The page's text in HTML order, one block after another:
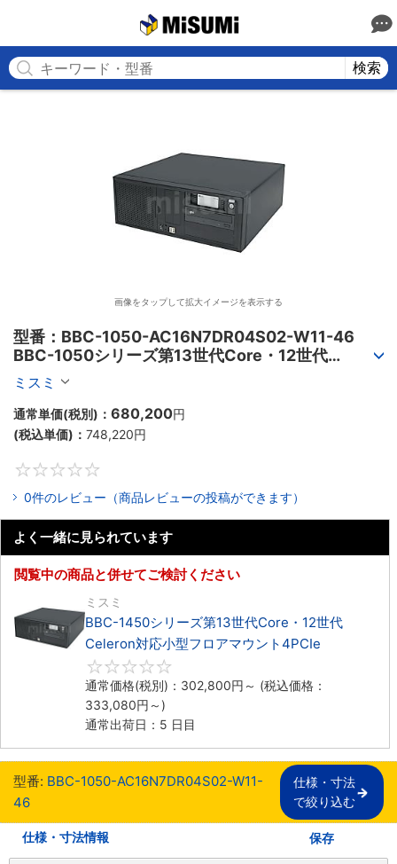
検索
画像をタップして拡大イメージを表示する
型番：BBC-1050-AC16N7DR04S02-W11-46
BBC-1050シリーズ第13世代Core・12世代
Celeron対応小型フロアマウント3PCIe
ミスミ
通常単価(税別)： 680,200円
(税込単価)： 748,220円
0件のレビュー（商品レビューの投稿ができます）
よく一緒に見られています
閲覧中の商品と併せてご検討ください
ミスミ
BBC-1450シリーズ第13世代Core・12世代
Celeron対応小型フロアマウント4PCIe
通常価格(税別)： 302,800円 ～ (税込価格：
333,080円 ～)
通常出荷日：5 日目
型番: BBC-1050-AC16N7DR04S02-W11-
46
仕様・寸法
で絞り込む
仕様・寸法情報 保存